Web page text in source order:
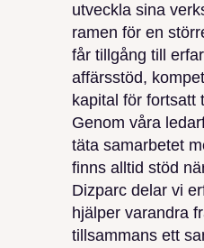
utveckla sina
ramen för en
får tillgång till
affärsstöd,
kapital för fortsatt
Genom våra
täta samarbetet
finns alltid stöd
Dizparc delar vi
hjälper varandra
tillsammans ett